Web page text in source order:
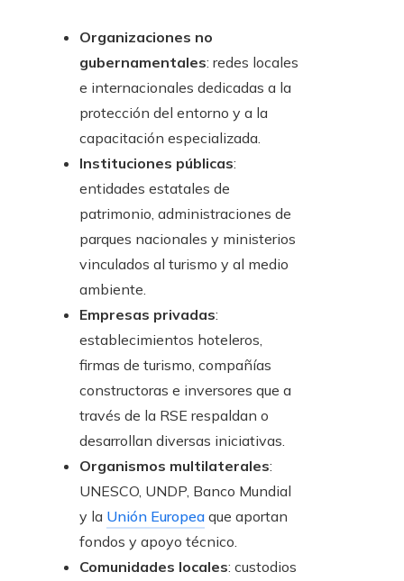
Organizaciones no
gubernamentales: redes locales
e internacionales dedicadas a la
protección del entorno y a la
capacitación especializada.
Instituciones públicas:
entidades estatales de
patrimonio, administraciones de
parques nacionales y ministerios
vinculados al turismo y al medio
ambiente.
Empresas privadas:
establecimientos hoteleros,
firmas de turismo, compañías
constructoras e inversores que a
través de la RSE respaldan o
desarrollan diversas iniciativas.
Organismos multilaterales:
UNESCO, UNDP, Banco Mundial
y la Unión Europea que aportan
fondos y apoyo técnico.
Comunidades locales: custodios